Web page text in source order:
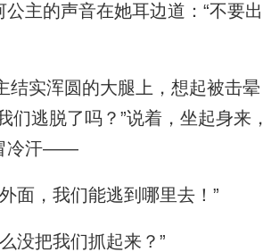
主的声音在她耳边道：“不要出
实浑圆的大腿上，想起被击晕
逃脱了吗？”说着，坐起身来，
冷汗——
面，我们能逃到哪里去！”
没把我们抓起来？”